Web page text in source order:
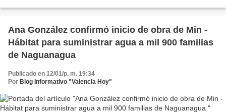
Ana González confirmó inicio de obra de Min -
Hábitat para suministrar agua a mil 900 familias
de Naguanagua
Publicado en 12/01/p. m. 19:34
Por Blog Informativo "Valencia Hoy"